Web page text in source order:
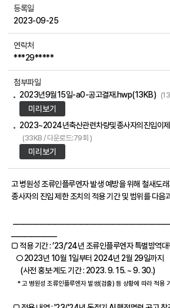
등록일
2023-09-25
연락처
***29*****
첨부파일
2023년9월15일-a0-공고결재.hwp(13KB)
미리보기
2023~2024년축산관련차량및종사자의진입이
(33KB / 다운로드:79회 )
미리보기
고 병원성 조류인플루엔자 발생 예방을 위해 철새도
종사자의 진입 제한 조치의 적용 기간 및 범위를 다음
□ 적용 기간 : ’23/’24년 조류인플루엔자 특별방역대
○ 2023년 10월 1일부터 2024년 2월 29일까지
(사전 홍보·계도 기간 : 2023. 9. 15. ~ 9. 30.)
* 고 병원성 조류인플루엔자 발생(검출) 등 상황에 따라 적용